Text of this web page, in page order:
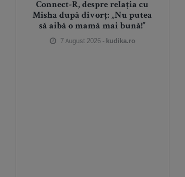
Connect-R, despre relația cu
Misha după divorț: „Nu putea
să aibă o mamă mai bună!”
7 August 2026 - kudika.ro